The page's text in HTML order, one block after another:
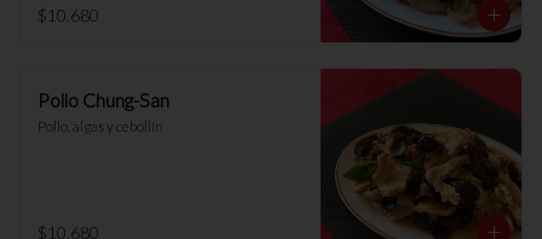
$10.680
Pollo Chung-San
Pollo, algas y cebollín
$10.680